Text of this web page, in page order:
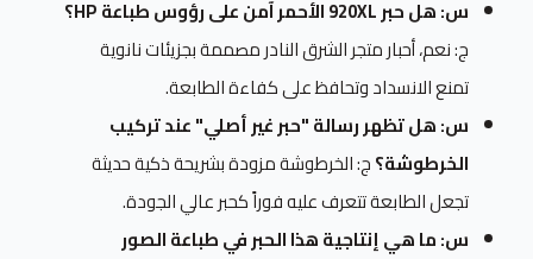
س: هل حبر 920XL الأحمر آمن على رؤوس طباعة HP؟
ج: نعم، أحبار متجر الشرق النادر مصممة بجزيئات نانوية
تمنع الانسداد وتحافظ على كفاءة الطابعة.
س: هل تظهر رسالة "حبر غير أصلي" عند تركيب
الخرطوشة؟ج: الخرطوشة مزودة بشريحة ذكية حديثة
تجعل الطابعة تتعرف عليه فوراً كحبر عالي الجودة.
س: ما هي إنتاجية هذا الحبر في طباعة الصور